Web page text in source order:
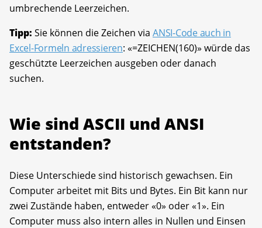
umbrechende Leerzeichen.
Tipp: Sie können die Zeichen via ANSI-Code auch in
Excel-Formeln adressieren: «=ZEICHEN(160)» würde das
geschützte Leerzeichen ausgeben oder danach
suchen.
Wie sind ASCII und ANSI
entstanden?
Diese Unterschiede sind historisch gewachsen. Ein
Computer arbeitet mit Bits und Bytes. Ein Bit kann nur
zwei Zustände haben, entweder «0» oder «1». Ein
Computer muss also intern alles in Nullen und Einsen